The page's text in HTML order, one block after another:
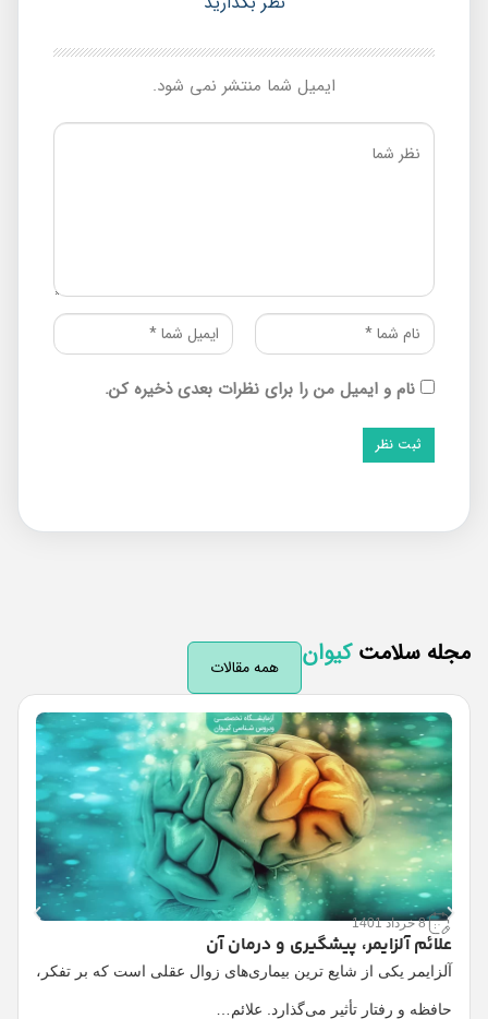
ایمیل شما منتشر نمی شود.
نام و ایمیل من را برای نظرات بعدی ذخیره کن.
سلامتکیوان همه مقالات
علائم آلزایمر، پیشگیری و درمان آن
آلزایمر یکی از شایع ترین بیماری‌های زوال عقلی است که بر تفکر،
حافظه و رفتار تأثیر می‌گذارد. علائم…